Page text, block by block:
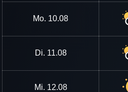
Mo. 10.08
Di. 11.08
Mi. 12.08